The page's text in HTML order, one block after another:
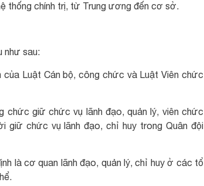
thống chính trị, từ Trung ương đến cơ sở.
như sau:
của Luật Cán bộ, công chức và Luật Viên chức
chức giữ chức vụ lãnh đạo, quản lý, viên chức
giữ chức vụ lãnh đạo, chỉ huy trong Quân đội
là cơ quan lãnh đạo, quản lý, chỉ huy ở các tổ